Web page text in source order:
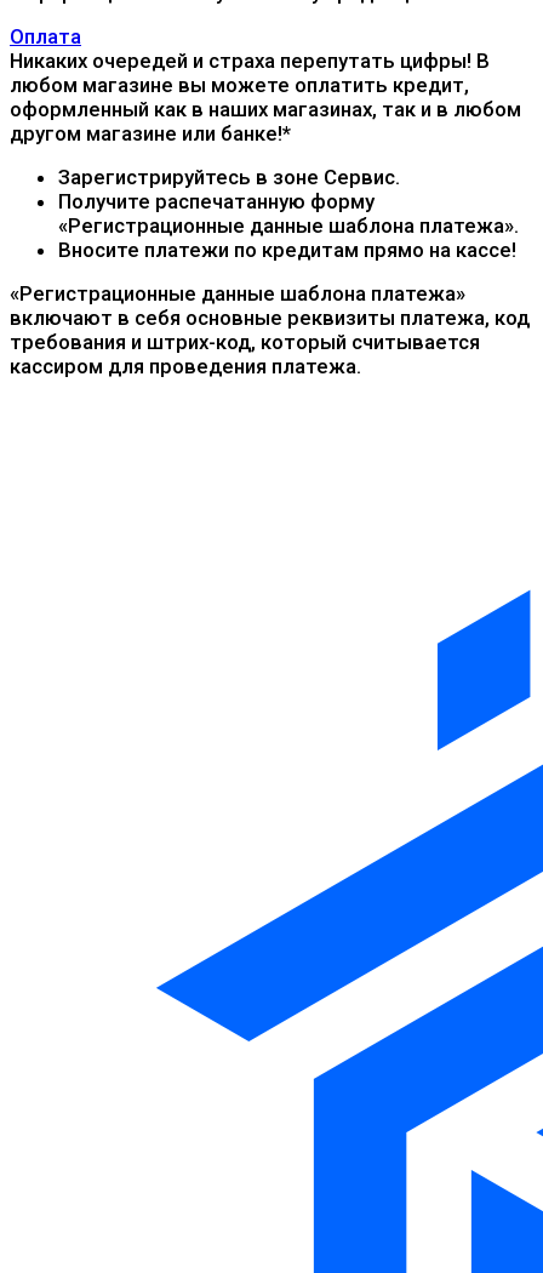
Оплата
Никаких очередей и страха перепутать цифры! В
любом магазине вы можете оплатить кредит,
оформленный как в наших магазинах, так и в любом
другом магазине или банке!*
Зарегистрируйтесь в зоне Сервис.
Получите распечатанную форму
«Регистрационные данные шаблона платежа».
Вносите платежи по кредитам прямо на кассе!
«Регистрационные данные шаблона платежа»
включают в себя основные реквизиты платежа, код
требования и штрих-код, который считывается
кассиром для проведения платежа.